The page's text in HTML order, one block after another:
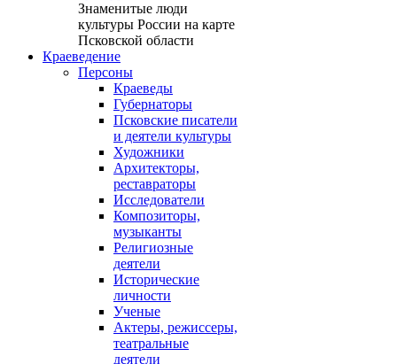
Знаменитые люди
культуры России на карте
Псковской области
Краеведение
Персоны
Краеведы
Губернаторы
Псковские писатели
и деятели культуры
Художники
Архитекторы,
реставраторы
Исследователи
Композиторы,
музыканты
Религиозные
деятели
Исторические
личности
Ученые
Актеры, режиссеры,
театральные
деятели